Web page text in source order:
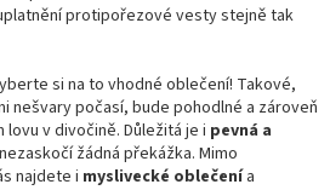
protipořezové vesty stejně tak
si na to vhodné oblečení! Takové,
nešvary počasí, bude pohodlné a zároveň
v divočině. Důležitá je i pevná a
žádná překážka. Mimo
najdete i myslivecké oblečenía